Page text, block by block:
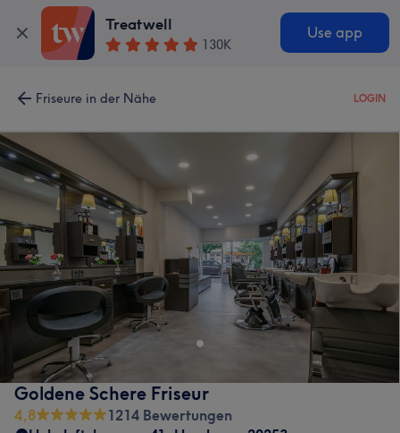
Treatwell
130K
Use app
Friseure in der Nähe LOGIN
Goldene Schere Friseur
4,8
1214 Bewertungen